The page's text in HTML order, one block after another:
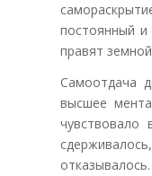
постоянный
правят
Самоотдача
высшее
отказывалось.